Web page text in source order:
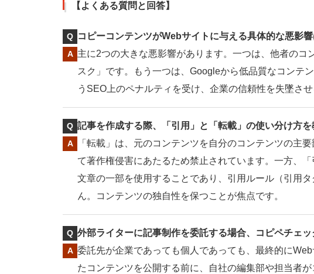
【よくある質問と回答】
コピーコンテンツがWebサイトに与える具体的な悪影
主に2つの大きな悪影響があります。一つは、他者のコ
スク」です。もう一つは、Googleから低品質なコンテ
うSEO上のペナルティを受け、企業の信頼性を失墜させ
記事を作成する際、「引用」と「転載」の使い分け方を
「転載」は、元のコンテンツを自分のコンテンツの主
て著作権侵害にあたるため禁止されています。一方、
文章の一部を使用することであり、引用ルール（引用
ん。コンテンツの独自性を保つことが焦点です。
外部ライターに記事制作を委託する場合、コピペチェ
委託先が企業であっても個人であっても、最終的に
たコンテンツを公開する前に、自社の編集部や担当者